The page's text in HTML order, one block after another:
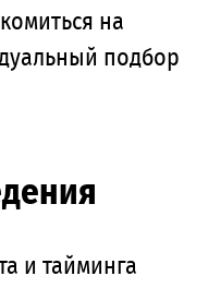
на
подбор
и тайминга